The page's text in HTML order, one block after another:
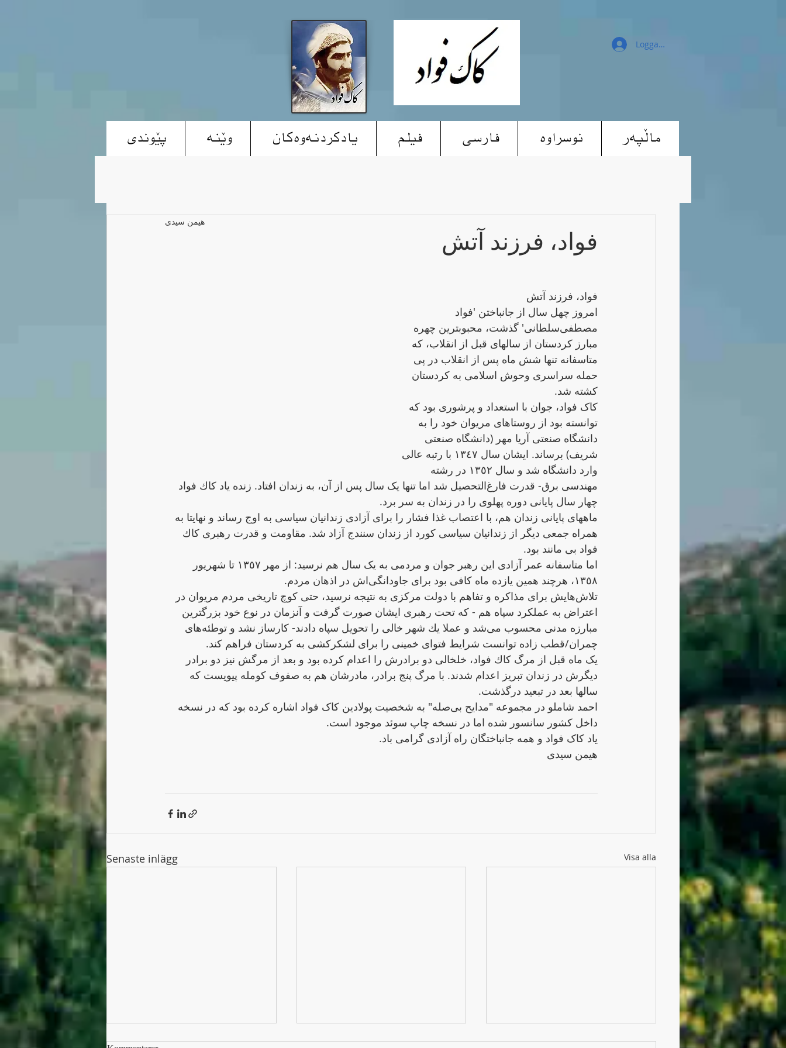
ماڵپەر نوسراوە فارسی فیلم یادکردنەوەکان وێنە پێوندی
Logga in
فواد، فرزند آتش
هیمن سیدی
فواد، فرزند آتش
امروز چهل سال از جانباختن 'فواد
مبارز کردستان از سالهای قبل از انقلاب، که
متاسفانە تنها شش ماه پس از انقلاب در پی
حمله سراسری وحوش اسلامی به کردستان
کشته شد.
کاک فواد، جوان با استعداد و پرشوری بود که
توانسته‌ بود از روستاهای مریوان خود را به
دانشگاه صنعتی آریا مهر (دانشگاه صنعتی
شریف) برساند. ایشان سال ١٣٤٧ با رتبە عالی
وارد دانشگاە شد و سال ١٣٥٢ در رشته
مهندسی برق- قدرت فارغ‌التحصیل شد اما تنها یک سال پس از آن، به زندان افتاد. زندە یاد كاك فواد
چهار سال پایانی دورە پهلوی را در زندان به‌ سر برد.
ماههای پایانی زندان هم، با اعتصاب ‌غذا فشار را برای آزادی زندانیان سیاسی به اوج رساند و نهایتا به
همراه جمعی دیگر از زندانیان سیاسی کورد از زندان سنندج آزاد شد. مقاومت و قدرت رهبری كاك
فواد بی مانند بود.
اما متاسفانه عمر آزادی‌ این رهبر جوان و مردمی به یک سال هم نرسید: از مهر ١٣٥٧ تا شهریور
١٣٥٨، هرچند همین یازدە ماه کافی بود برای جاودانگی‌اش در اذهان مردم.
تلاش‌هایش برای مذاکره و تفاهم با دولت مرکزی به نتیجه نرسید، حتی کوچ تاریخی مردم مریوان در
اعتراض به عملکرد سپاه هم - که تحت رهبری ایشان صورت گرفت و آنزمان در نوع خود بزرگترین
مبارزه مدنی محسوب می‌شد و عملا یك شهر خالی را تحویل سپاە دادند- کارساز نشد و توطئەهای
چمران/قطب زادە توانست شرایط فتوای خمینی را برای لشكركشی بە كردستان فراهم كند.
یک ماه قبل از مرگ كاك فواد، خلخالی دو برادرش را اعدام کرده بود و بعد از مرگش نیز دو برادر
دیگرش در زندان تبریز اعدام شدند. با مرگ پنج برادر، مادرشان هم بە صفوف کومله پیویست که
سالها بعد در تبعید درگذشت.
احمد شاملو در مجموعە "مدایح بی‌صله" به شخصیت پولادین کاک فواد اشاره کرده بود که در نسخه
داخل کشور سانسور شده اما در نسخە چاپ سوئد موجود است.
یاد کاک فواد و همه جانباختگان راه آزادی گرامی باد.
هیمن سیدی
Senaste inlägg Visa alla